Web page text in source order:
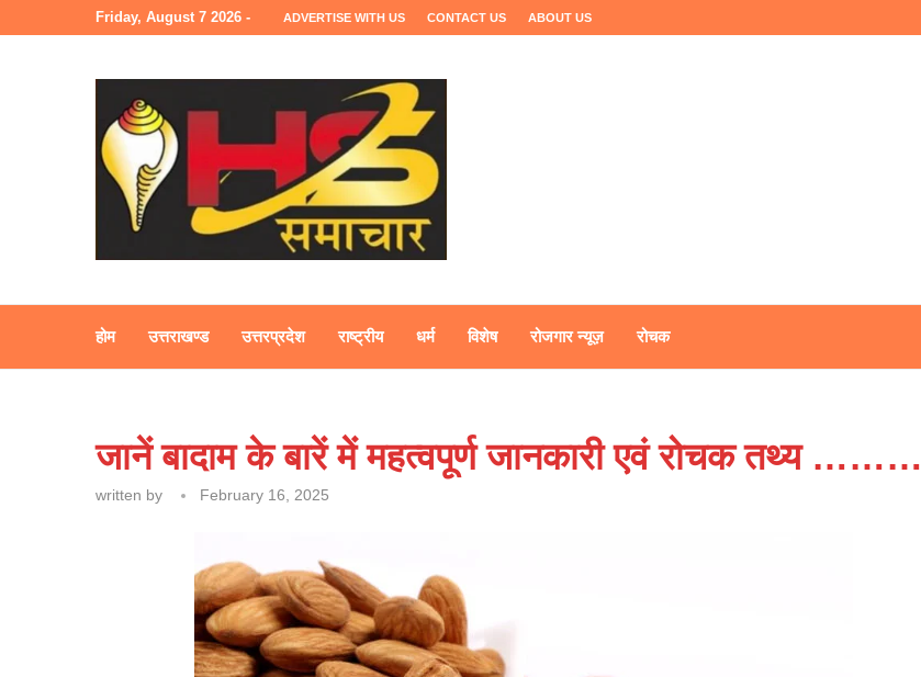
Friday, August 7 2026 - ADVERTISE WITH US CONTACT US ABOUT US
होम उत्तराखण्ड उत्तरप्रदेश राष्ट्रीय धर्म विशेष रोजगार न्यूज़ रोचक
जानें बादाम के बारें में महत्वपूर्ण जानकारी एवं रोचक तथ्य ………
written by February 16, 2025